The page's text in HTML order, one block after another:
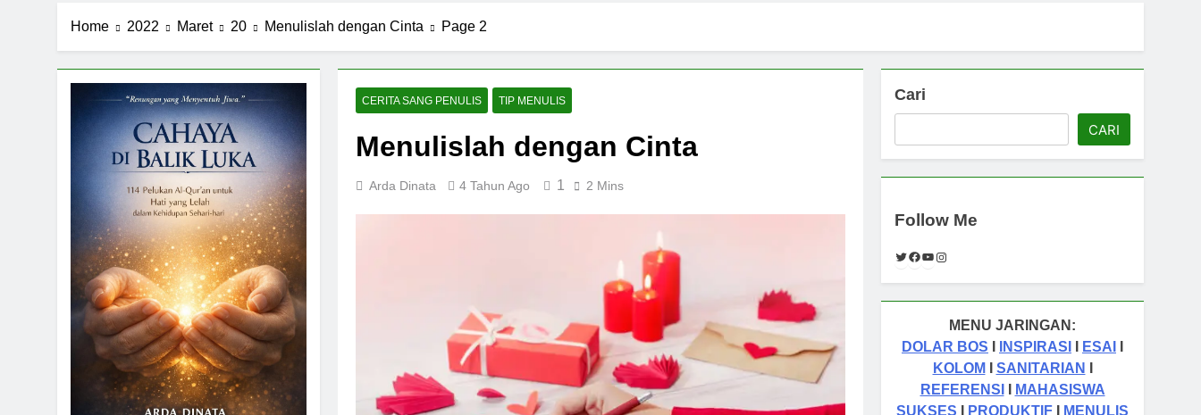
Home 2022 Maret 20 Menulislah dengan Cinta Page 2
CERITA SANG PENULIS TIP MENULIS
Menulislah dengan Cinta
Arda Dinata 4 Tahun Ago 1 2 Mins
Cari
CARI
Follow Me
Twitter
Facebook
YouTube
MENU JARINGAN:
DOLAR BOS I INSPIRASI I ESAI I
KOLOMISANITARIANI
REFERENSIIMAHASISWA